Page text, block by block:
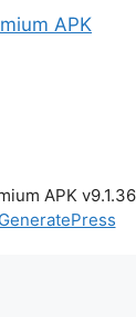
APK
APK
GeneratePress